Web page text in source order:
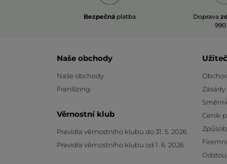
Bezpečná platba Doprava
990
Naše obchody
Naše obchody
Franšízing
Věrnostní klub
Pravidla věrnostního klubu do 31. 5. 2026
Pravidla věrnostního klubu od 1. 6. 2026
Ceník